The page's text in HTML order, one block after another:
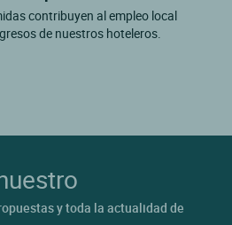
contribuyen al empleo local
de nuestros hoteleros.
y toda la actualidad de